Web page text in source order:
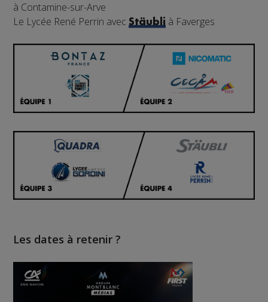
à Contamine-sur-Arve
Le Lycée René Perrin avecStäubli à Faverges
Les dates à retenir ?